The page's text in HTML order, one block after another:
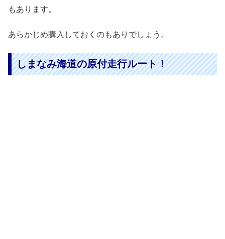
もあります。
あらかじめ購入しておくのもありでしょう。
しまなみ海道の原付走行ルート！